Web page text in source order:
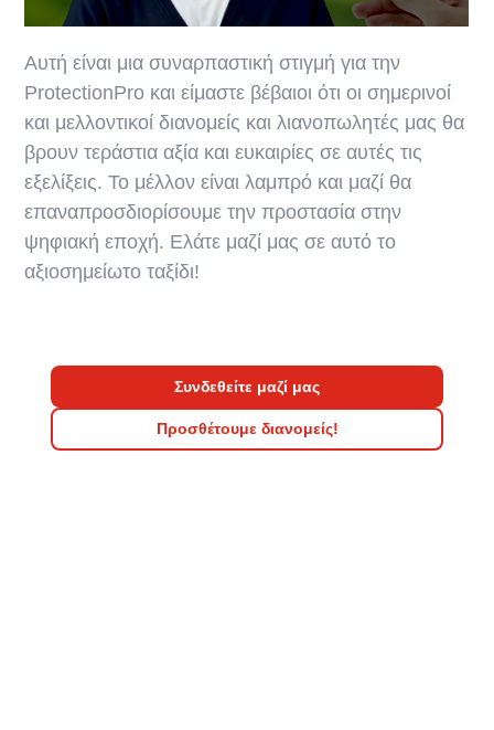
Αυτή είναι μια συναρπαστική στιγμή για την
ProtectionPro και είμαστε βέβαιοι ότι οι σημερινοί
και μελλοντικοί διανομείς και λιανοπωλητές μας θα
βρουν τεράστια αξία και ευκαιρίες σε αυτές τις
εξελίξεις. Το μέλλον είναι λαμπρό και μαζί θα
επαναπροσδιορίσουμε την προστασία στην
ψηφιακή εποχή. Ελάτε μαζί μας σε αυτό το
αξιοσημείωτο ταξίδι!
Συνδεθείτε μαζί μας
Προσθέτουμε διανομείς!